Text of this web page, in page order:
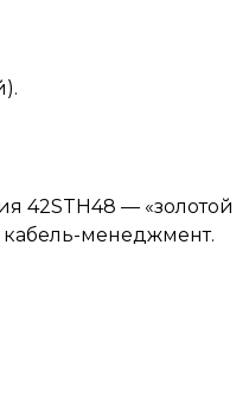
42STH48 — «золотой
кабель-менеджмент.